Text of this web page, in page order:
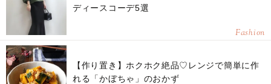
ディースコーデ5選
Fashion
【作り置き】ホクホク絶品♡レンジで簡単に作
れる「かぼちゃ」のおかず